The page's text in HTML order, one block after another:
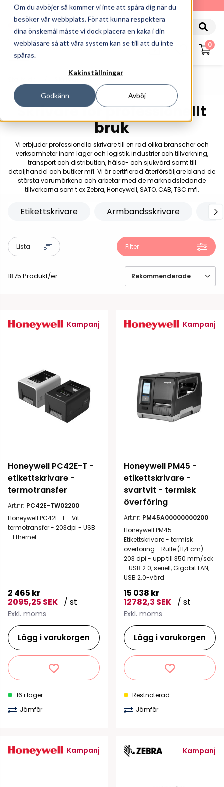
Om du avböjer så kommer vi inte att spåra dig när du
besöker vår webbplats. För att kunna respektera
dina önskemål måste vi dock placera en kaka i din
webbläsare så att våra system kan se till att du inte
spåras.
Kakinställningar
Godkänn Avböj
010-162 61 90
0
Skrivare
Skrivare för professionellt
bruk
Vi erbjuder professionella skrivare till en rad olika branscher och
verksamheter inom lager och logistik, industrier och tillverkning,
transport och distribution, hälso- och sjukvård samt till
detaljhandel och butiker mfl. Vi är certifierad återförsäljare bland de
största varumärkena och arbetar med de marknadsledande
tillverkarna som t ex Zebra, Honeywell, SATO, CAB, TSC mfl.
Etikettskrivare Armbandsskrivare
1875 Produkt/er
Lista Filter
Kampanj
Honeywell PC42E-T -
etikettskrivare -
termotransfer
Art.nr: PC42E-TW02200
Honeywell PC42E-T - Vit -
termotransfer - 203dpi - USB
- Ethernet
2 465 kr
2095,25 SEK / st
Exkl. moms
Lägg i varukorgen
16 i lager
Jämför
Kampanj
Honeywell PM45 -
etikettskrivare -
svartvit - termisk
överföring
Art.nr: PM45A00000000200
Honeywell PM45 -
Etikettskrivare - termisk
överföring - Rulle (11,4 cm) -
203 dpi - upp till 350 mm/sek
- USB 2.0, seriell, Gigabit LAN,
USB 2.0-värd
15 038 kr
12782,3 SEK / st
Exkl. moms
Lägg i varukorgen
Restnoterad
Jämför
Kampanj Kampanj